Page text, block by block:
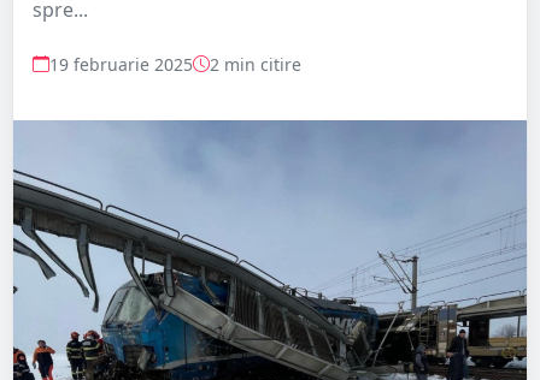
spre...
19 februarie 2025 2 min citire